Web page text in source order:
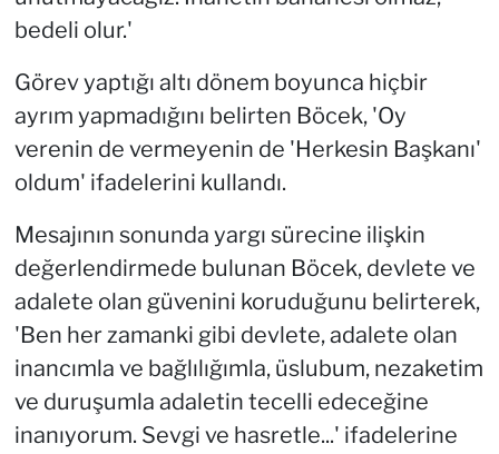
bedeli olur.'
Görev yaptığı altı dönem boyunca hiçbir
ayrım yapmadığını belirten Böcek, 'Oy
verenin de vermeyenin de 'Herkesin Başkanı'
oldum' ifadelerini kullandı.
Mesajının sonunda yargı sürecine ilişkin
değerlendirmede bulunan Böcek, devlete ve
adalete olan güvenini koruduğunu belirterek,
'Ben her zamanki gibi devlete, adalete olan
inancımla ve bağlılığımla, üslubum, nezaketim
ve duruşumla adaletin tecelli edeceğine
inanıyorum. Sevgi ve hasretle...' ifadelerine